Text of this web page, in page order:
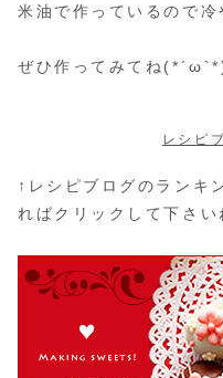
米油で作っているので
ぜひ作ってみてね
レシピ
↑レシピブログのラン
ればクリックして下さい